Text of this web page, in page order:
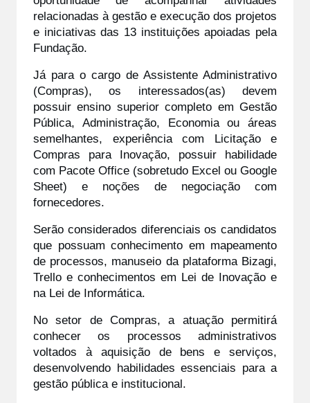
relacionadas à gestão e execução dos projetos
e iniciativas das 13 instituições apoiadas pela
Fundação.
Já para o cargo de Assistente Administrativo
(Compras), os interessados(as) devem
possuir ensino superior completo em Gestão
Pública, Administração, Economia ou áreas
semelhantes, experiência com Licitação e
Compras para Inovação, possuir habilidade
com Pacote Office (sobretudo Excel ou Google
Sheet) e noções de negociação com
fornecedores.
Serão considerados diferenciais os candidatos
que possuam conhecimento em mapeamento
de processos, manuseio da plataforma Bizagi,
Trello e conhecimentos em Lei de Inovação e
na Lei de Informática.
No setor de Compras, a atuação permitirá
conhecer os processos administrativos
voltados à aquisição de bens e serviços,
desenvolvendo habilidades essenciais para a
gestão pública e institucional.